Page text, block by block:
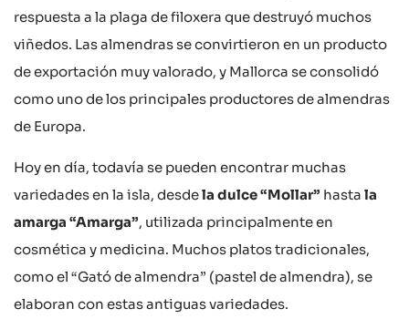
respuesta a la plaga de filoxera que destruyó muchos
viñedos. Las almendras se convirtieron en un producto
de exportación muy valorado, y Mallorca se consolidó
como uno de los principales productores de almendras
de Europa.
Hoy en día, todavía se pueden encontrar muchas
variedades en la isla, desdela dulce “Mollar” hasta la
amarga “Amarga”, utilizada principalmente en
cosmética y medicina. Muchos platos tradicionales,
como el “Gató de almendra” (pastel de almendra), se
elaboran con estas antiguas variedades.